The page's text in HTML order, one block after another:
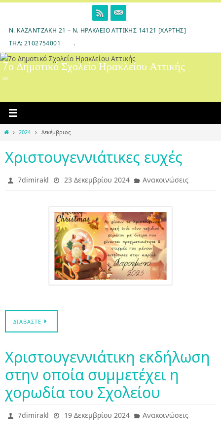
content
Ν. ΚΑΖΑΝΤΖΆΚΗ 21 – Ν. ΗΡΆΚΛΕΙΟ ΑΤΤΙΚΉΣ 14121 [ΧΆΡΤΗΣ]
ΤΗΛ: 2102754001
.
7ο Δημοτικό Σχολείο Ηρακλείου Αττικής
Home2024 Δεκέμβριος
Χριστουγεννιάτικες ευχές
7dimirakl 23 Δεκεμβρίου 2024 Ανακοινώσεις
ΔΙΑΒΆΣΤΕ
Χριστουγεννιάτικη εκδήλωση
στην οποία συμμετέχει η
χορωδία του Σχολείου
7dimirakl 19 Δεκεμβρίου 2024 Ανακοινώσεις